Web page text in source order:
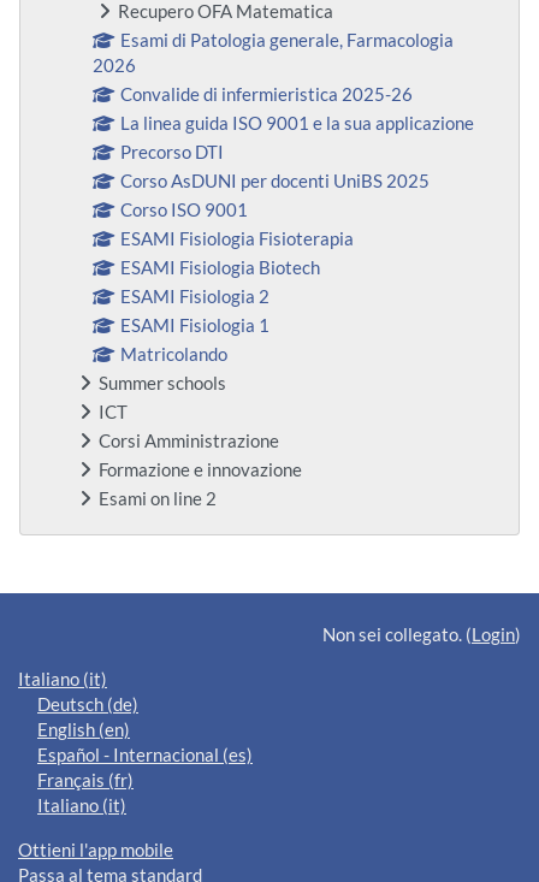
Recupero OFA Matematica
Esami di Patologia generale, Farmacologia
2026
Convalide di infermieristica 2025-26
La linea guida ISO 9001 e la sua applicazione
Precorso DTI
Corso AsDUNI per docenti UniBS 2025
Corso ISO 9001
ESAMI Fisiologia Fisioterapia
ESAMI Fisiologia Biotech
ESAMI Fisiologia 2
ESAMI Fisiologia 1
Matricolando
Summer schools
ICT
Corsi Amministrazione
Formazione e innovazione
Esami on line 2
Blocchi supplementari
Non sei collegato. (Login)
Italiano ‎(it)‎
Deutsch ‎(de)‎
English ‎(en)‎
Español - Internacional ‎(es)‎
Français ‎(fr)‎
Italiano ‎(it)‎
Ottieni l'app mobile
Passa al tema standard